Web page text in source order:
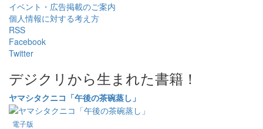
イベント・広告掲載のご案内
個人情報に対する考え方
RSS
Facebook
Twitter
デジクリから生まれた書籍！
ヤマシタクニコ「午後の茶碗蒸し」
電子版